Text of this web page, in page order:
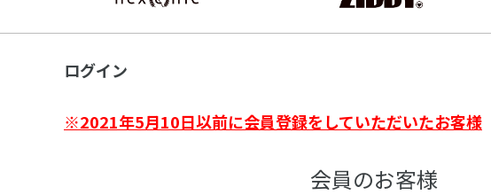
ログイン
※2021年5月10日以前に会員登録をしていただいたお客様
会員のお客様